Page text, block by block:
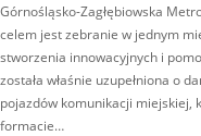
Górnośląsko-Zagłębiowska
celem jest zebranie w jednym
stworzenia innowacyjnych i
została właśnie uzupełniona o
pojazdów komunikacji miejskiej,
formacie…